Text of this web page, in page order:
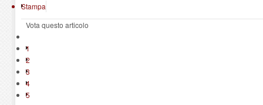
Stampa
Vota questo articolo
1
2
3
4
5